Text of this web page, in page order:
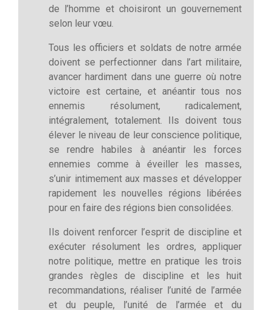
de l’homme et choisiront un gouvernement
selon leur vœu.
Tous les officiers et soldats de notre armée
doivent se perfectionner dans l’art militaire,
avancer hardiment dans une guerre où notre
victoire est certaine, et anéantir tous nos
ennemis résolument, radicalement,
intégralement, totalement. Ils doivent tous
élever le niveau de leur conscience politique,
se rendre habiles à anéantir les forces
ennemies comme à éveiller les masses,
s’unir intimement aux masses et développer
rapidement les nouvelles régions libérées
pour en faire des régions bien consolidées.
Ils doivent renforcer l’esprit de discipline et
exécuter résolument les ordres, appliquer
notre politique, mettre en pratique les trois
grandes règles de discipline et les huit
recommandations, réaliser l’unité de l’armée
et du peuple, l’unité de l’armée et du